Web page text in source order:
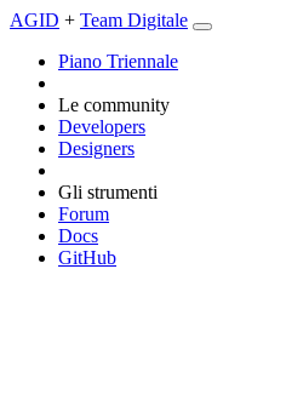
AGID + Team Digitale
Piano Triennale
Le community
Developers
Designers
Gli strumenti
Forum
Docs
GitHub